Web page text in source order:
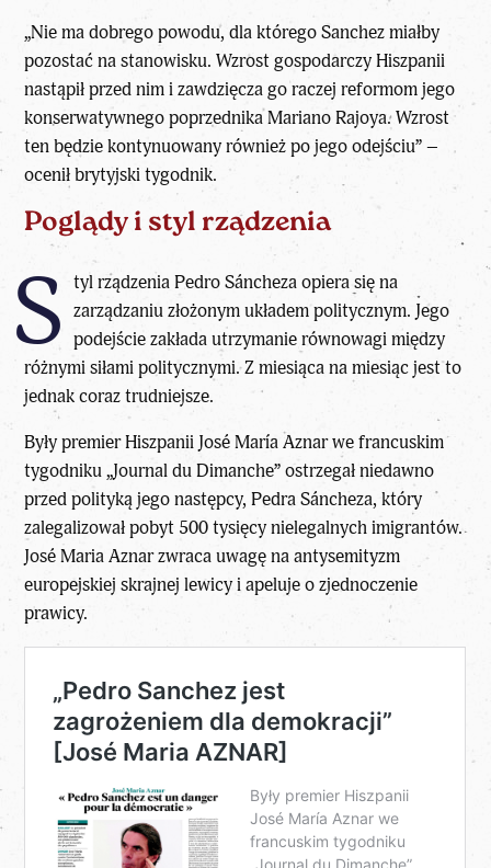
„Nie ma dobrego powodu, dla którego Sanchez miałby
pozostać na stanowisku. Wzrost gospodarczy Hiszpanii
nastąpił przed nim i zawdzięcza go raczej reformom jego
konserwatywnego poprzednika Mariano Rajoya. Wzrost
ten będzie kontynuowany również po jego odejściu” –
ocenił brytyjski tygodnik.
Poglądy i styl rządzenia
S tyl rządzenia Pedro Sáncheza opiera się na
zarządzaniu złożonym układem politycznym. Jego
podejście zakłada utrzymanie równowagi między
różnymi siłami politycznymi. Z miesiąca na miesiąc jest to
jednak coraz trudniejsze.
Były premier Hiszpanii José María Aznar we francuskim
tygodniku „Journal du Dimanche”ostrzegał niedawno
przed polityką jego następcy, Pedra Sáncheza, który
zalegalizował pobyt 500 tysięcy nielegalnych imigrantów.
José Maria Aznar zwraca uwagę na antysemityzm
europejskiej skrajnej lewicy i apeluje o zjednoczenie
prawicy.